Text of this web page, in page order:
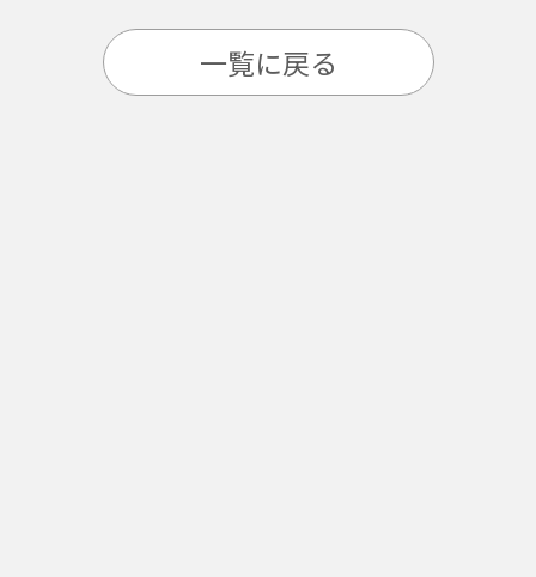
一覧に戻る